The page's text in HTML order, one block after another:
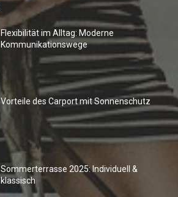
Flexibilität im Alltag: Moderne
Kommunikationswege
Vorteile des Carport mit Sonnenschutz
Sommerterrasse 2025: Individuell &
klassisch